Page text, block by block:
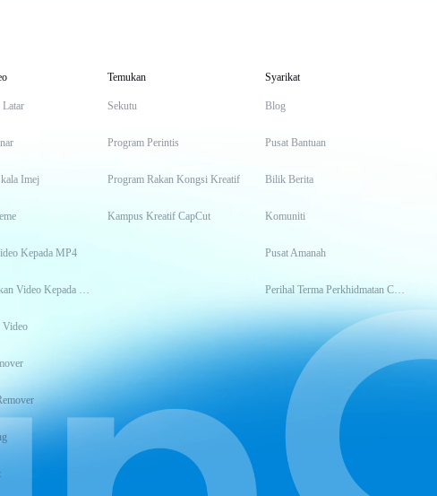
Imej
Kepada MP4
Transkripsikan Video Kepada Teks
Video
Temukan
Sekutu
Program Perintis
Program Rakan Kongsi Kreatif
Kampus Kreatif CapCut
Syarikat
Blog
Pusat Bantuan
Bilik Berita
Komuniti
Pusat Amanah
Perihal Terma Perkhidmatan CapCut